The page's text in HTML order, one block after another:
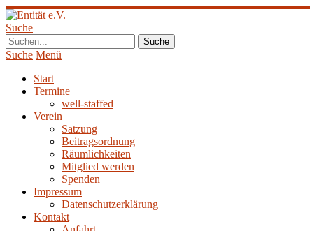
Suche
Suche Menü
Start
Termine
well-staffed
Verein
Satzung
Beitragsordnung
Räumlichkeiten
Mitglied werden
Spenden
Impressum
Datenschutzerklärung
Kontakt